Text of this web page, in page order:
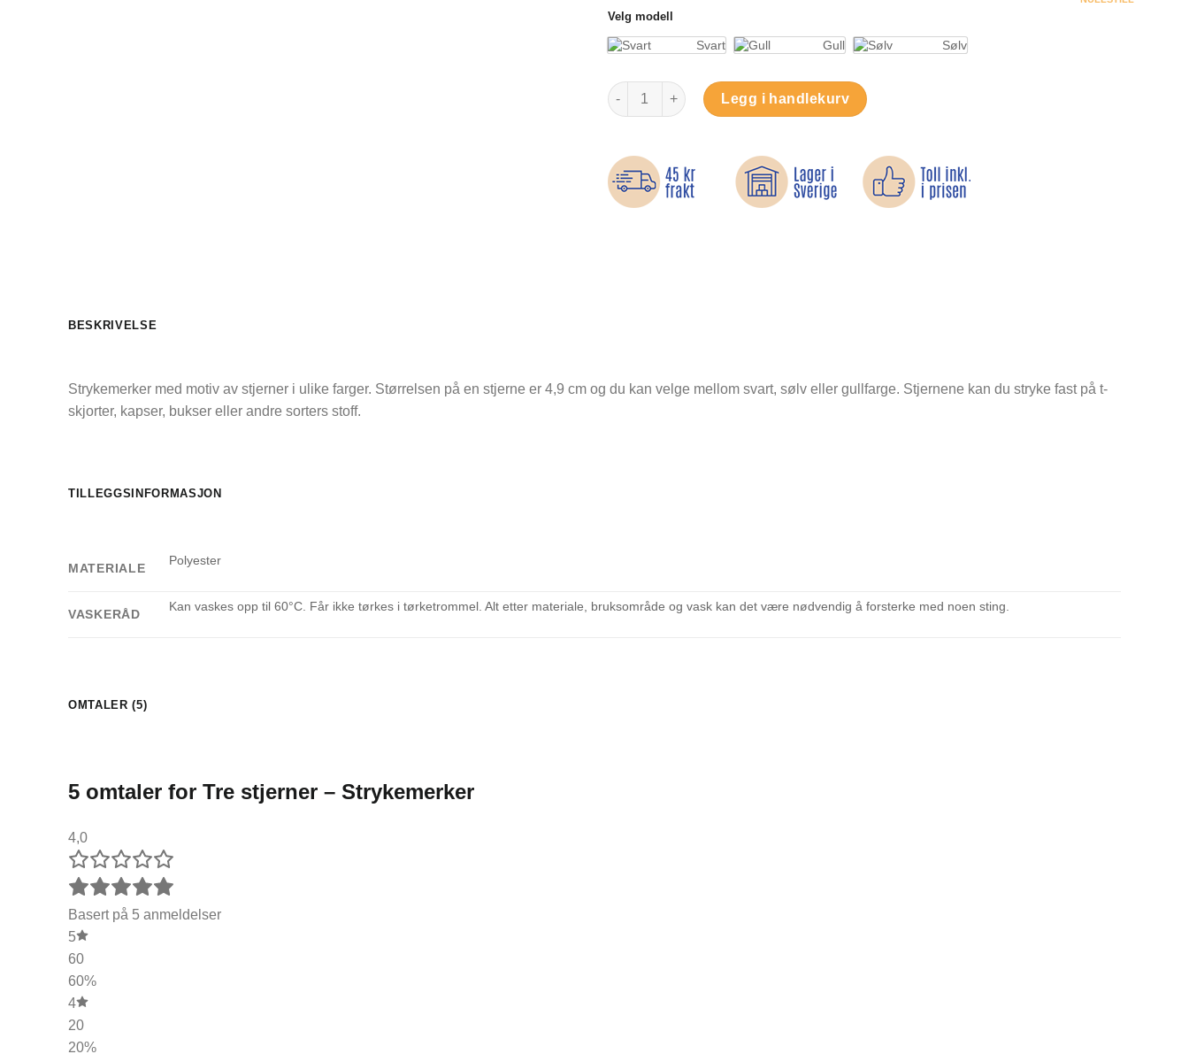
Velg modell
Svart Gull Sølv
Tre stjerner - Strykemerker antall
Legg i handlekurv
BESKRIVELSE
Strykemerker med motiv av stjerner i ulike farger. Størrelsen på en stjerne er 4,9 cm og du kan velge mellom svart, sølv eller gullfarge. Stjernene kan du stryke fast på t-
skjorter, kapser, bukser eller andre sorters stoff.
TILLEGGSINFORMASJON
MATERIALE
Polyester
VASKERÅD
Kan vaskes opp til 60°C. Får ikke tørkes i tørketrommel. Alt etter materiale, bruksområde og vask kan det være nødvendig å forsterke med noen sting.
OMTALER (5)
5 omtaler for Tre stjerner – Strykemerker
4,0
Basert på 5 anmeldelser
5
60
60%
4
20
20%